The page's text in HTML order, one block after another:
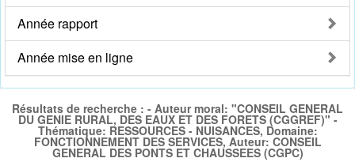
Année rapport
Année mise en ligne
Résultats de recherche : - Auteur moral: "CONSEIL GENERAL
DU GENIE RURAL, DES EAUX ET DES FORETS (CGGREF)" -
Thématique: RESSOURCES - NUISANCES, Domaine:
FONCTIONNEMENT DES SERVICES, Auteur: CONSEIL
GENERAL DES PONTS ET CHAUSSEES (CGPC)